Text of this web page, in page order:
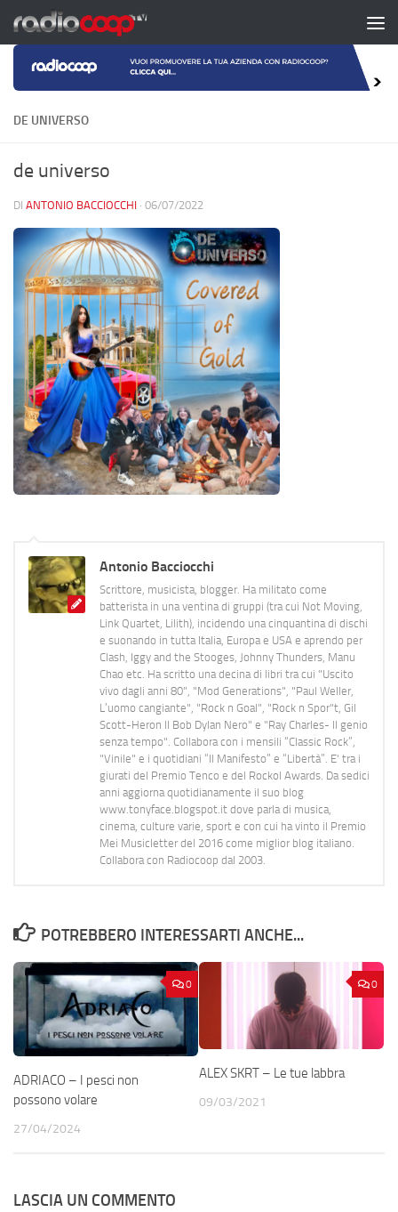
Salta al contenuto
DE UNIVERSO
de universo
DI ANTONIO BACCIOCCHI · 06/07/2022
Antonio Bacciocchi
Scrittore, musicista, blogger. Ha militato come
batterista in una ventina di gruppi (tra cui Not Moving,
Link Quartet, Lilith), incidendo una cinquantina di dischi
e suonando in tutta Italia, Europa e USA e aprendo per
Clash, Iggy and the Stooges, Johnny Thunders, Manu
Chao etc. Ha scritto una decina di libri tra cui "Uscito
vivo dagli anni 80", "Mod Generations", "Paul Weller,
L’uomo cangiante", "Rock n Goal", "Rock n Spor"t, Gil
Scott-Heron Il Bob Dylan Nero" e "Ray Charles- Il genio
senza tempo". Collabora con i mensili “Classic Rock”,
"Vinile" e i quotidiani “Il Manifesto” e “Libertà”. E' tra i
giurati del Premio Tenco e del Rockol Awards. Da sedici
anni aggiorna quotidianamente il suo blog
www.tonyface.blogspot.it dove parla di musica,
cinema, culture varie, sport e con cui ha vinto il Premio
Mei Musicletter del 2016 come miglior blog italiano.
Collabora con Radiocoop dal 2003.
POTREBBERO INTERESSARTI ANCHE...
0
ADRIACO – I pesci non
possono volare
27/04/2024
0
ALEX SKRT – Le tue labbra
09/03/2021
LASCIA UN COMMENTO